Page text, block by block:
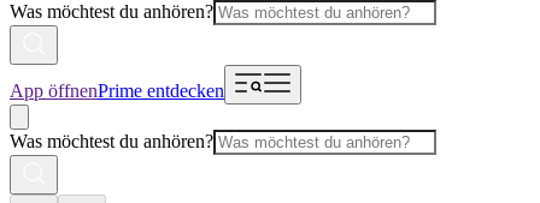
Was möchtest du anhören?
App öffnenPrime entdecken
Was möchtest du anhören?